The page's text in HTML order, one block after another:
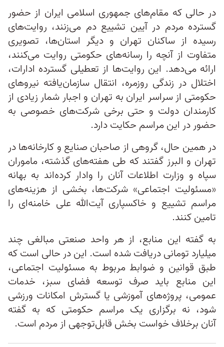
در حالی که مقام‌های جمهوری اسلامی ایران از حضور
گسترده مردم در آیین تشییع دم می‌زنند، روایت‌های
رسیده از ساکنان تهران و دیگر استان‌ها، تصویری
متفاوت از آنچه را رسانه‌های حکومتی روایت می‌کنند،
ارائه می‌دهد. این روایت‌ها از تعطیلی گسترده ادارات،
اختلال در زندگی روزمره، انتقال سازمان‌یافته نیروهای
حکومتی از سراسر ایران به تهران و اجبار شمار زیادی از
کارمندان دولت و حتی برخی شرکت‌های خصوصی به
حضور در این مراسم حکایت دارد.
در همین حال، گروهی از صاحبان صنایع و کارخانه‌ها در
تهران و البرز گفتند که طی هفته‌های گذشته، ماموران
سپاه و وزارت اطلاعات آنان را وادار کرده‌اند به بهانه
«مسئولیت اجتماعی» شرکت‌ها، بخشی از هزینه‌های
مراسم تشییع و خاکسپاری آیت‌الله علی خامنه‌ای را
تامین کنند.
به گفته این منابع، از هر واحد صنعتی مبالغی چند
میلیارد تومانی دریافت شده است. این در حالی است که
طبق قوانین و ضوابط مربوط به مسئولیت اجتماعی،
این منابع باید صرف توسعه فضای سبز، خدمات
عمومی، پروژه‌های آموزشی یا گسترش امکانات ورزشی
شود، نه برگزاری یک مراسم حکومتی که به گفته
آنان برخلاف خواست بخش قابل‌توجهی از مردم است.